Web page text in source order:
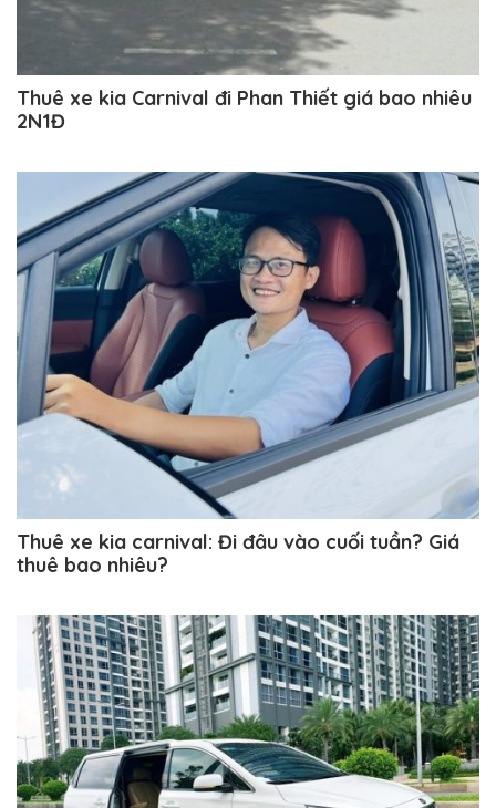
Thuê xe kia Carnival đi Phan Thiết giá bao nhiêu
2N1Đ
Thuê xe kia carnival: Đi đâu vào cuối tuần? Giá
thuê bao nhiêu?